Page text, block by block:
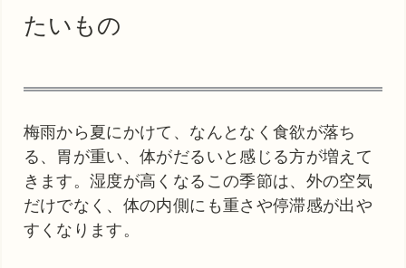
たいもの
梅雨から夏にかけて、なんとなく食欲が落ち
る、胃が重い、体がだるいと感じる方が増えて
きます。湿度が高くなるこの季節は、外の空気
だけでなく、体の内側にも重さや停滞感が出や
すくなります。